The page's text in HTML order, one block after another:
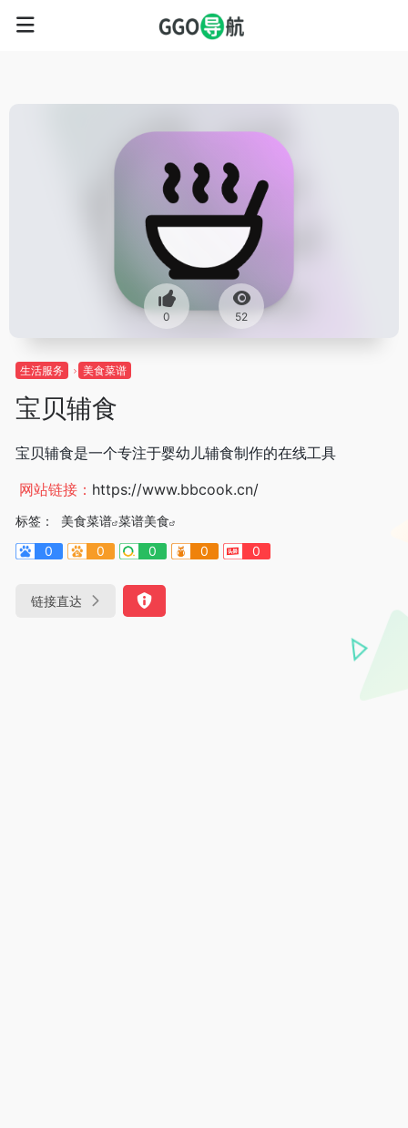
0 52
生活服务 美食菜谱
宝贝辅食
宝贝辅食是一个专注于婴幼儿辅食制作的在线工具
网站链接： https://www.bbcook.cn/
标签： 美食菜谱 菜谱美食
0
0 0 0 0
链接直达